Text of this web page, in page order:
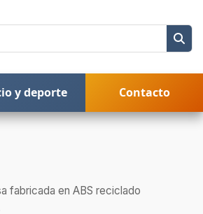
y deporte Contacto
fabricada en ABS reciclado